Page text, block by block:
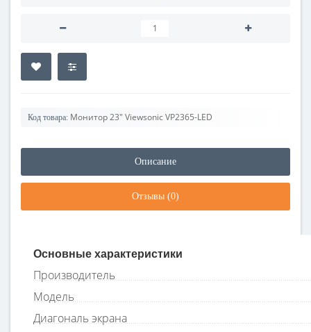
Код товара: Монитор 23" Viewsonic VP2365-LED
Описание
Отзывы (0)
Основные характеристики
Производитель
Модель
Диагональ экрана